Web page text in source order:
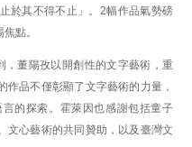
於其不得不止」。2幅作品氣勢磅
點。
，董陽孜以開創性的文字藝術，重
作品不僅彰顯了文字藝術的力量，
的探索。霍萊因也感謝包括童子
文心藝術的共同贊助，以及臺灣文